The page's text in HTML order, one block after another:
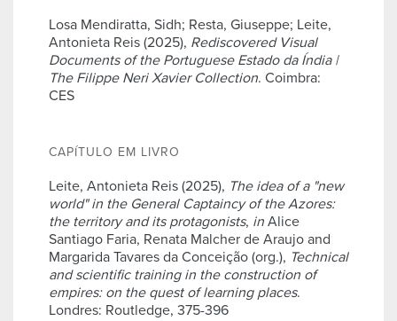
Losa Mendiratta, Sidh; Resta, Giuseppe; Leite,
Antonieta Reis (2025), Rediscovered Visual
Documents of the Portuguese Estado da Índia |
The Filippe Neri Xavier Collection. Coimbra:
CES
CAPÍTULO EM LIVRO
Leite, Antonieta Reis (2025), The idea of a "new
world" in the General Captaincy of the Azores:
the territory and its protagonists, in Alice
Santiago Faria, Renata Malcher de Araujo and
Margarida Tavares da Conceição (org.), Technical
and scientific training in the construction of
empires: on the quest of learning places.
Londres: Routledge, 375-396